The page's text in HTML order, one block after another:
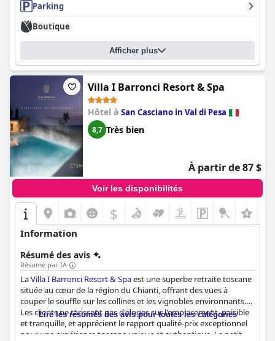
Parking
Boutique
Afficher plus
Villa I Barronci Resort & Spa
Hôtel à San Casciano in Val di Pesa
8,7 Très bien
À partir de 87 $
Voir les disponibilités
$
Information
Résumé des avis
Résumé par IA
LaVilla I Barronci Resort & Spaest une superbe retraite toscane
située au cœur de la région du Chianti, offrant des vues à
couper le souffle sur les collines et les vignobles environnants.
Les clients ne tarissent pas d'éloges sur l'emplacement, paisible
et tranquille, et apprécient le rapport qualité-prix exceptionnel
pour une expérience toscane unique et authentique. Le petit
Lire les résumés des avis pour toutes les catégories